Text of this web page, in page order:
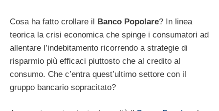
Cosa ha fatto crollare il Banco Popolare? In linea
teorica la crisi economica che spinge i consumatori ad
allentare l’indebitamento ricorrendo a strategie di
risparmio più efficaci piuttosto che al credito al
consumo. Che c’entra quest’ultimo settore con il
gruppo bancario sopracitato?